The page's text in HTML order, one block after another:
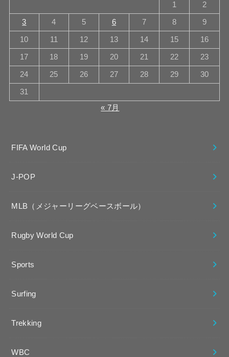
1 2
3 4 5 6 7 8 9
10 11 12 13 14 15 16
17 18 19 20 21 22 23
24 25 26 27 28 29 30
31
« 7月
FIFA World Cup
J-POP
MLB（メジャーリーグベースボール）
Rugby World Cup
Sports
Surfing
Trekking
WBC